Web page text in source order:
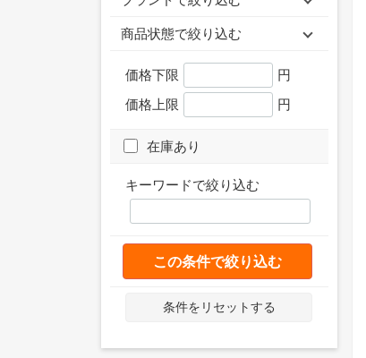
商品状態で絞り込む
価格下限
円
価格上限
円
在庫あり
キーワードで絞り込む
この条件で絞り込む
条件をリセットする